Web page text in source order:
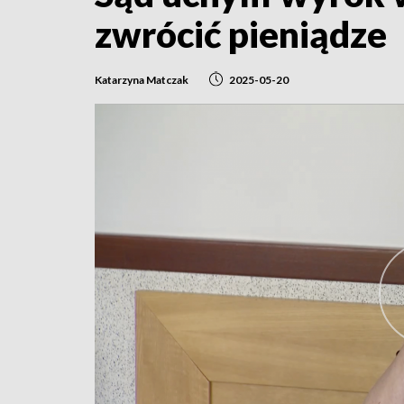
zwrócić pieniądze
Katarzyna Matczak 2025-05-20